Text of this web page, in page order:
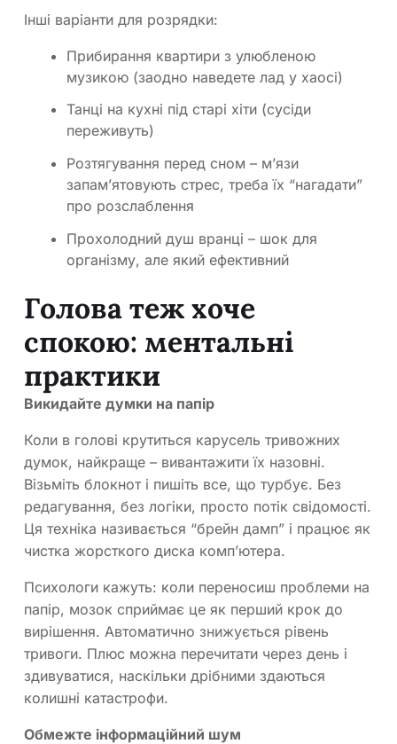
Інші варіанти для розрядки:
Прибирання квартири з улюбленою
музикою (заодно наведете лад у хаосі)
Танці на кухні під старі хіти (сусіди
переживуть)
Розтягування перед сном – м’язи
запам’ятовують стрес, треба їх “нагадати”
про розслаблення
Прохолодний душ вранці – шок для
організму, але який ефективний
Голова теж хоче
спокою: ментальні
практики
Викидайте думки на папір
Коли в голові крутиться карусель тривожних
думок, найкраще – вивантажити їх назовні.
Візьміть блокнот і пишіть все, що турбує. Без
редагування, без логіки, просто потік свідомості.
Ця техніка називається “брейн дамп” і працює як
чистка жорсткого диска комп’ютера.
Психологи кажуть: коли переносиш проблеми на
папір, мозок сприймає це як перший крок до
вирішення. Автоматично знижується рівень
тривоги. Плюс можна перечитати через день і
здивуватися, наскільки дрібними здаються
колишні катастрофи.
Обмежте інформаційний шум